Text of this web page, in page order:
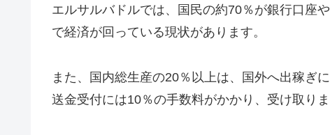
エルサルバドルでは、国民の約70％が銀行口座
で経済が回っている現状があります。
また、国内総生産の20％以上は、国外へ出稼ぎ
送金受付には10％の手数料がかかり、受け取り